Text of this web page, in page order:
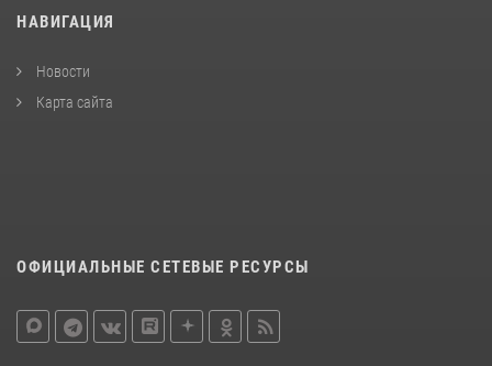
НАВИГАЦИЯ
Новости
Карта сайта
ОФИЦИАЛЬНЫЕ СЕТЕВЫЕ РЕСУРСЫ